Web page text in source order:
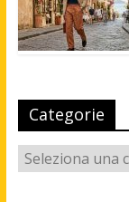
Categorie
Categorie